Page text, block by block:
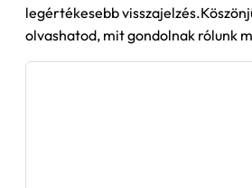
legértékesebb
olvashatod, mit gondolnak rólunk